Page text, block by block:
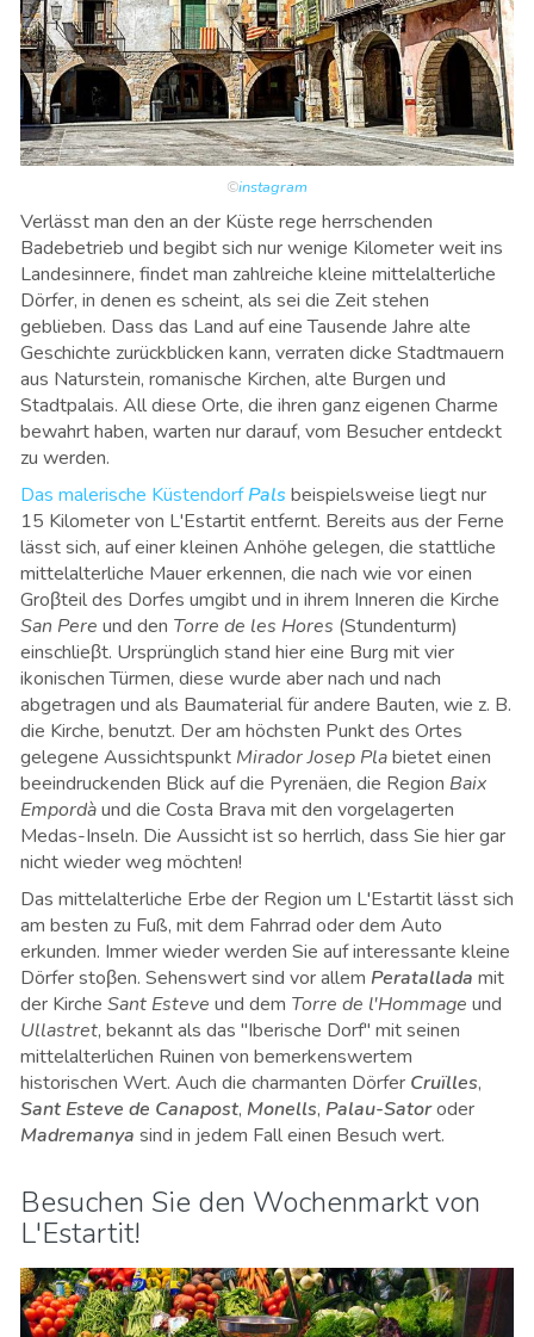
©instagram
Verlässt man den an der Küste rege herrschenden
Badebetrieb und begibt sich nur wenige Kilometer weit ins
Landesinnere, findet man zahlreiche kleine mittelalterliche
Dörfer, in denen es scheint, als sei die Zeit stehen
geblieben. Dass das Land auf eine Tausende Jahre alte
Geschichte zurückblicken kann, verraten dicke Stadtmauern
aus Naturstein, romanische Kirchen, alte Burgen und
Stadtpalais. All diese Orte, die ihren ganz eigenen Charme
bewahrt haben, warten nur darauf, vom Besucher entdeckt
zu werden.
Das malerische KüstendorfPals beispielsweise liegt nur
15 Kilometer von L'Estartit entfernt. Bereits aus der Ferne
lässt sich, auf einer kleinen Anhöhe gelegen, die stattliche
mittelalterliche Mauer erkennen, die nach wie vor einen
Groβteil des Dorfes umgibt und in ihrem Inneren die Kirche
San Pere und den Torre de les Hores (Stundenturm)
einschlieβt. Ursprünglich stand hier eine Burg mit vier
ikonischen Türmen, diese wurde aber nach und nach
abgetragen und als Baumaterial für andere Bauten, wie z. B.
die Kirche, benutzt. Der am höchsten Punkt des Ortes
gelegene Aussichtspunkt Mirador Josep Plabietet einen
beeindruckenden Blick auf die Pyrenäen, die Region Baix
Empordàund die Costa Brava mit den vorgelagerten
Medas-Inseln. Die Aussicht ist so herrlich, dass Sie hier gar
nicht wieder weg möchten!
Das mittelalterliche Erbe der Region um L'Estartit lässt sich
am besten zu Fuß, mit dem Fahrrad oder dem Auto
erkunden. Immer wieder werden Sie auf interessante kleine
Dörfer stoβen. Sehenswert sind vor allem Peratallada mit
der Kirche Sant Esteve und dem Torre de l'Hommage und
Ullastret, bekannt als das "Iberische Dorf" mit seinen
mittelalterlichen Ruinen von bemerkenswertem
historischen Wert. Auch die charmanten Dörfer Cruïlles,
Sant Esteve de Canapost, Monells, Palau-Satoroder
Madremanya sind in jedem Fall einen Besuch wert.
Besuchen Sie den Wochenmarkt von
L'Estartit!